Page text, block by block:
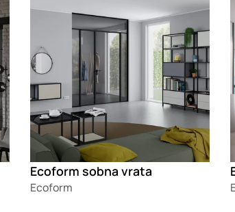
Ecoform sobna vrata
Ecoform